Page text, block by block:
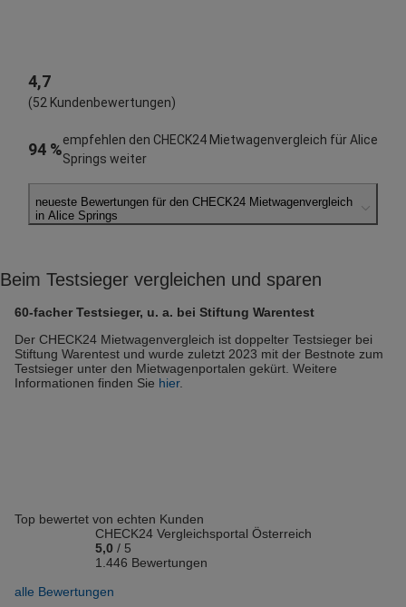
4,7
(52 Kundenbewertungen)
94 %
empfehlen den CHECK24 Mietwagenvergleich für Alice
Springs weiter
neueste Bewertungen für den CHECK24 Mietwagenvergleich
in Alice Springs
Abholort: Alice Springs
Dietmar K.
abgegeben am 13.01.2025
Abholort: Alice Springs
Reinhard B.
abgegeben am 28.08.2023
Abholort: Alice Springs
Beim Testsieger vergleichen und sparen
60-facher Testsieger, u. a. bei Stiftung Warentest
Der CHECK24 Mietwagenvergleich ist doppelter Testsieger bei
Stiftung Warentest und wurde zuletzt 2023 mit der Bestnote zum
Testsieger unter den Mietwagenportalen gekürt. Weitere
Informationen finden Sie hier.
Top bewertet von echten Kunden
CHECK24 Vergleichsportal Österreich
5,0 / 5
1.446 Bewertungen
alle Bewertungen